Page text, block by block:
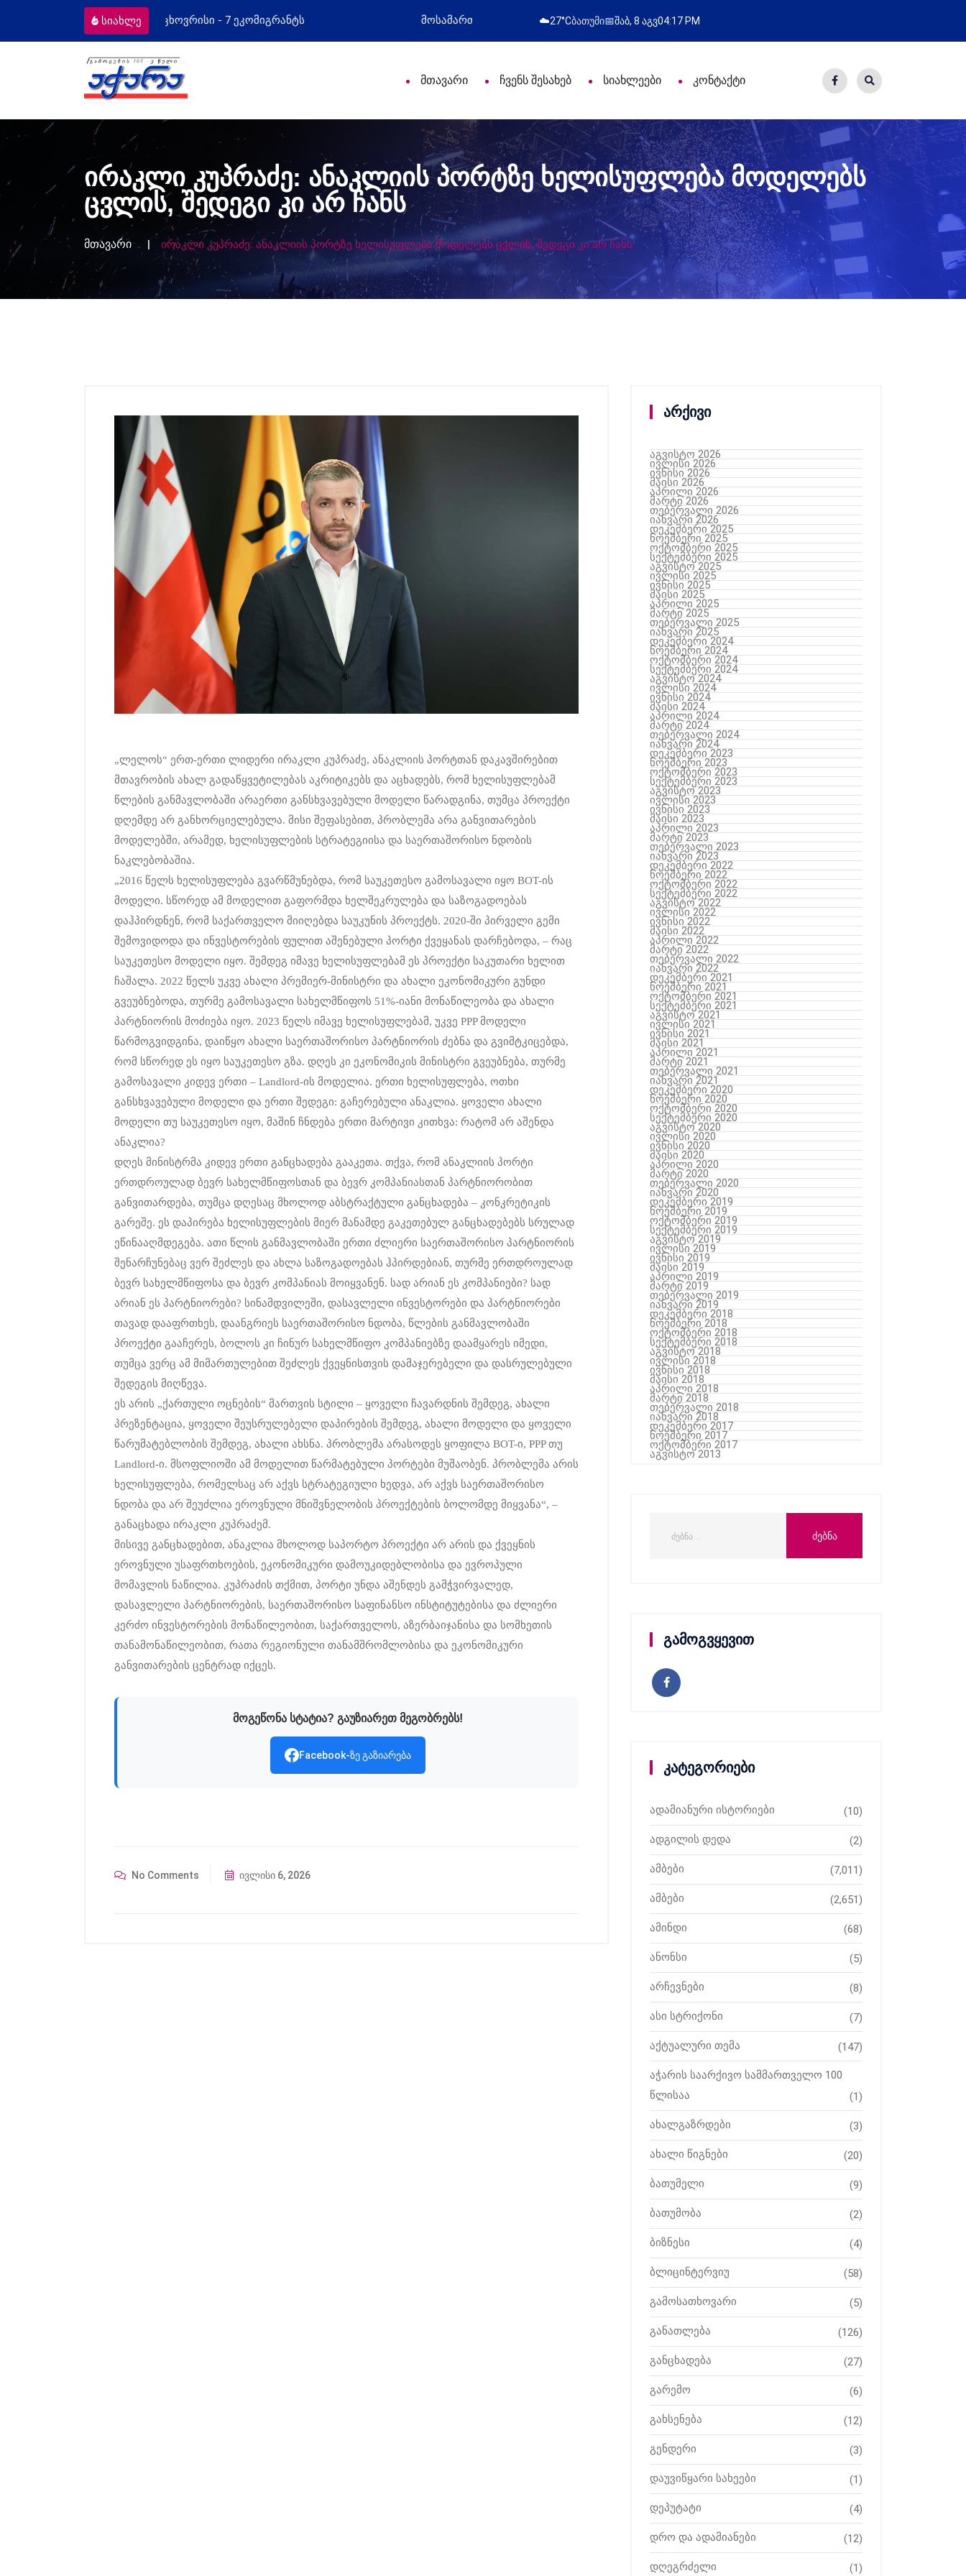
სიახლე მოსამართლეებს პროფესიული დღე მიულოცა წარმატებული გამოსვლა
☁️27°Cბათუმი📅შაბ, 8 აგვ04:17 PM
მთავარი ჩვენს შესახებ სიახლეები კონტაქტი
ირაკლი კუპრაძე: ანაკლიის პორტზე ხელისუფლება მოდელებს
ცვლის, შედეგი კი არ ჩანს
მთავარი ირაკლი კუპრაძე: ანაკლიის პორტზე ხელისუფლება მოდელებს ცვლის, შედეგი კი არ ჩანს
„ლელოს“ ერთ-ერთი ლიდერი ირაკლი კუპრაძე, ანაკლიის პორტთან დაკავშირებით
მთავრობის ახალ გადაწყვეტილებას აკრიტიკებს და აცხადებს, რომ ხელისუფლებამ
წლების განმავლობაში არაერთი განსხვავებული მოდელი წარადგინა, თუმცა პროექტი
დღემდე არ განხორციელებულა. მისი შეფასებით, პრობლემა არა განვითარების
მოდელებში, არამედ, ხელისუფლების სტრატეგიისა და საერთაშორისო ნდობის
ნაკლებობაშია.
„2016 წელს ხელისუფლება გვარწმუნებდა, რომ საუკეთესო გამოსავალი იყო BOT-ის
მოდელი. სწორედ ამ მოდელით გაფორმდა ხელშეკრულება და საზოგადოებას
დაჰპირდნენ, რომ საქართველო მიიღებდა საუკუნის პროექტს. 2020-ში პირველი გემი
შემოვიდოდა და ინვესტორების ფულით აშენებული პორტი ქვეყანას დარჩებოდა, – რაც
საუკეთესო მოდელი იყო. შემდეგ იმავე ხელისუფლებამ ეს პროექტი საკუთარი ხელით
ჩაშალა. 2022 წელს უკვე ახალი პრემიერ-მინისტრი და ახალი ეკონომიკური გუნდი
გვეუბნებოდა, თურმე გამოსავალი სახელმწიფოს 51%-იანი მონაწილეობა და ახალი
პარტნიორის მოძიება იყო. 2023 წელს იმავე ხელისუფლებამ, უკვე PPP მოდელი
წარმოგვიდგინა, დაიწყო ახალი საერთაშორისო პარტნიორის ძებნა და გვიმტკიცებდა,
რომ სწორედ ეს იყო საუკეთესო გზა. დღეს კი ეკონომიკის მინისტრი გვეუბნება, თურმე
გამოსავალი კიდევ ერთი – Landlord-ის მოდელია. ერთი ხელისუფლება, ოთხი
განსხვავებული მოდელი და ერთი შედეგი: გაჩერებული ანაკლია. ყოველი ახალი
მოდელი თუ საუკეთესო იყო, მაშინ ჩნდება ერთი მარტივი კითხვა: რატომ არ აშენდა
ანაკლია?
დღეს მინისტრმა კიდევ ერთი განცხადება გააკეთა. თქვა, რომ ანაკლიის პორტი
ერთდროულად ბევრ სახელმწიფოსთან და ბევრ კომპანიასთან პარტნიორობით
განვითარდება, თუმცა დღესაც მხოლოდ აბსტრაქტული განცხადება – კონკრეტიკის
გარეშე. ეს დაპირება ხელისუფლების მიერ მანამდე გაკეთებულ განცხადებებს სრულად
ეწინააღმდეგება. ათი წლის განმავლობაში ერთი ძლიერი საერთაშორისო პარტნიორის
შენარჩუნებაც ვერ შეძლეს და ახლა საზოგადოებას ჰპირდებიან, თურმე ერთდროულად
ბევრ სახელმწიფოსა და ბევრ კომპანიას მოიყვანენ. სად არიან ეს კომპანიები? სად
არიან ეს პარტნიორები? სინამდვილეში, დასავლელი ინვესტორები და პარტნიორები
თავად დააფრთხეს, დაანგრიეს საერთაშორისო ნდობა, წლების განმავლობაში
პროექტი გააჩერეს, ბოლოს კი ჩინურ სახელმწიფო კომპანიებზე დაამყარეს იმედი,
თუმცა ვერც ამ მიმართულებით შეძლეს ქვეყნისთვის დამაჯერებელი და დასრულებული
შედეგის მიღწევა.
ეს არის „ქართული ოცნების“ მართვის სტილი – ყოველი ჩავარდნის შემდეგ, ახალი
პრეზენტაცია, ყოველი შეუსრულებელი დაპირების შემდეგ, ახალი მოდელი და ყოველი
წარუმატებლობის შემდეგ, ახალი ახსნა. პრობლემა არასოდეს ყოფილა BOT-ი, PPP თუ
Landlord-ი. მსოფლიოში ამ მოდელით წარმატებული პორტები მუშაობენ. პრობლემა არის
ხელისუფლება, რომელსაც არ აქვს სტრატეგიული ხედვა, არ აქვს საერთაშორისო
ნდობა და არ შეუძლია ეროვნული მნიშვნელობის პროექტების ბოლომდე მიყვანა“, –
განაცხადა ირაკლი კუპრაძემ.
მისივე განცხადებით, ანაკლია მხოლოდ საპორტო პროექტი არ არის და ქვეყნის
ეროვნული უსაფრთხოების, ეკონომიკური დამოუკიდებლობისა და ევროპული
მომავლის ნაწილია. კუპრაძის თქმით, პორტი უნდა აშენდეს გამჭვირვალედ,
დასავლელი პარტნიორების, საერთაშორისო საფინანსო ინსტიტუტებისა და ძლიერი
კერძო ინვესტორების მონაწილეობით, საქართველოს, აზერბაიჯანისა და სომხეთის
თანამონაწილეობით, რათა რეგიონული თანამშრომლობისა და ეკონომიკური
განვითარების ცენტრად იქცეს.
მოგეწონა სტატია? გაუზიარეთ მეგობრებს!
Facebook-ზე გაზიარება
No Comments ივლისი 6, 2026
არქივი
აგვისტო 2026
ივლისი 2026
ივნისი 2026
მაისი 2026
აპრილი 2026
მარტი 2026
თებერვალი 2026
იანვარი 2026
დეკემბერი 2025
ნოემბერი 2025
ოქტომბერი 2025
სექტემბერი 2025
აგვისტო 2025
ივლისი 2025
ივნისი 2025
მაისი 2025
აპრილი 2025
მარტი 2025
თებერვალი 2025
იანვარი 2025
დეკემბერი 2024
ნოემბერი 2024
ოქტომბერი 2024
სექტემბერი 2024
აგვისტო 2024
ივლისი 2024
ივნისი 2024
მაისი 2024
აპრილი 2024
მარტი 2024
თებერვალი 2024
იანვარი 2024
დეკემბერი 2023
ნოემბერი 2023
ოქტომბერი 2023
სექტემბერი 2023
აგვისტო 2023
ივლისი 2023
ივნისი 2023
მაისი 2023
აპრილი 2023
მარტი 2023
თებერვალი 2023
იანვარი 2023
დეკემბერი 2022
ნოემბერი 2022
ოქტომბერი 2022
სექტემბერი 2022
აგვისტო 2022
ივლისი 2022
ივნისი 2022
მაისი 2022
აპრილი 2022
მარტი 2022
თებერვალი 2022
იანვარი 2022
დეკემბერი 2021
ნოემბერი 2021
ოქტომბერი 2021
სექტემბერი 2021
აგვისტო 2021
ივლისი 2021
ივნისი 2021
მაისი 2021
აპრილი 2021
მარტი 2021
თებერვალი 2021
იანვარი 2021
დეკემბერი 2020
ნოემბერი 2020
ოქტომბერი 2020
სექტემბერი 2020
აგვისტო 2020
ივლისი 2020
ივნისი 2020
მაისი 2020
აპრილი 2020
მარტი 2020
თებერვალი 2020
იანვარი 2020
დეკემბერი 2019
ნოემბერი 2019
ოქტომბერი 2019
სექტემბერი 2019
აგვისტო 2019
ივლისი 2019
ივნისი 2019
მაისი 2019
აპრილი 2019
მარტი 2019
თებერვალი 2019
იანვარი 2019
დეკემბერი 2018
ნოემბერი 2018
ოქტომბერი 2018
სექტემბერი 2018
აგვისტო 2018
ივლისი 2018
ივნისი 2018
მაისი 2018
აპრილი 2018
მარტი 2018
თებერვალი 2018
იანვარი 2018
დეკემბერი 2017
ნოემბერი 2017
ოქტომბერი 2017
აგვისტო 2013
გამოგვყევით
კატეგორიები
ადამიანური ისტორიები (10)
ადგილის დედა (2)
ამბები (7,011)
ამბები (2,651)
ამინდი (68)
ანონსი (5)
არჩევნები (8)
ასი სტრიქონი (7)
აქტუალური თემა (147)
აჭარის საარქივო სამმართველო 100
წლისაა
(1)
ახალგაზრდები (3)
ახალი წიგნები (20)
ბათუმელი (9)
ბათუმობა (2)
ბიზნესი (4)
ბლიცინტერვიუ (58)
გამოსათხოვარი (5)
განათლება (126)
განცხადება (27)
გარემო (6)
გახსენება (12)
გენდერი (3)
დაუვიწყარი სახეები (1)
დეპუტატი (4)
დრო და ადამიანები (12)
დღეგრძელი (1)